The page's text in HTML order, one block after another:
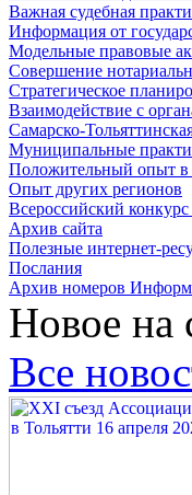
Важная судебная
Информация от
Модельные правовые
Совершение
Стратегическое
Взаимодействие с
Самарско-
Муниципальные
Положительный опыт в
Опыт других регионов
Всероссийский
Архив сайта
Полезные интернет-
Послания
Архив номеров
Новое на
Все